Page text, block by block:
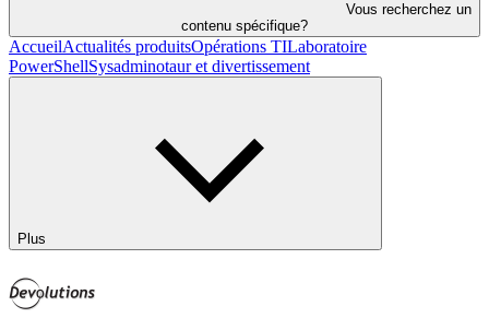
Vous recherchez un
contenu spécifique?
AccueilActualités produitsOpérations TILaboratoire
PowerShellSysadminotaur et divertissement
Plus